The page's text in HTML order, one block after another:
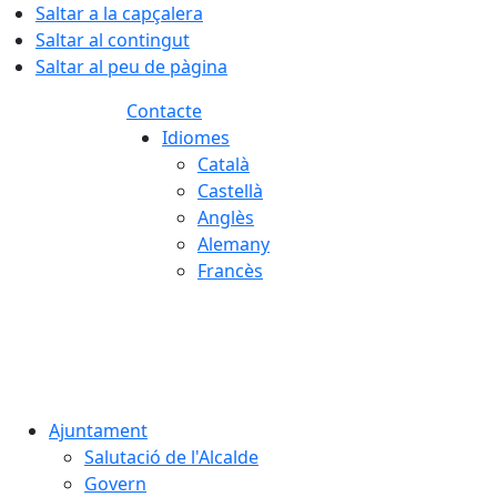
Saltar a la capçalera
Saltar al contingut
Saltar al peu de pàgina
Contacte
Idiomes
Català
Castellà
Anglès
Alemany
Francès
Ajuntament
Salutació de l'Alcalde
Govern